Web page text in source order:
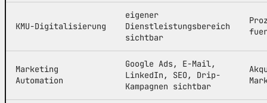
KMU-Digitalisierung
eigener
Dienstleistungsbereich
sichtbar
fuer
Marketing
Automation
Google Ads, E-Mail,
LinkedIn, SEO, Drip-
Kampagnen sichtbar